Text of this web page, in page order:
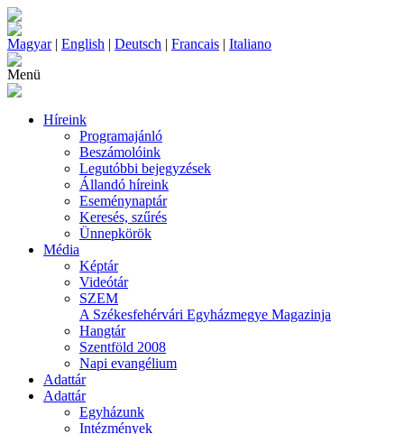
Magyar| English | Deutsch | Francais | Italiano
Menü
Híreink
Programajánló
Beszámolóink
Legutóbbi bejegyzések
Állandó híreink
Eseménynaptár
Keresés, szűrés
Ünnepkörök
Média
Képtár
Videótár
SZEM
A Székesfehérvári Egyházmegye Magazinja
Hangtár
Szentföld 2008
Napi evangélium
Adattár
Adattár
Egyházunk
Intézmények